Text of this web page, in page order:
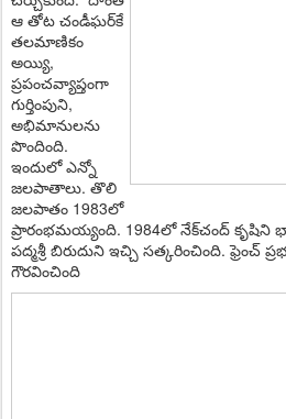
ఆ తోట చండీఘ‌ర్‌కే
త‌ల‌మాణికం
అయ్యి,
ప్ర‌పంచ‌వ్యాప్తంగా
గుర్తింపుని,
అభిమానుల‌ను
పొందింది.
ఇందులో ఎన్నో
జ‌ల‌పాతాలు. తొలి
జ‌ల‌పాతం 1983లో
ప్రారంభ‌మ‌య్యంది. 1984లో నేక్‌చంద్ కృషిని
ప‌ద్మ‌శ్రీ బిరుదుని ఇచ్చి స‌త్క‌రించింది. ఫ్రెంచ్
గౌర‌వించింది